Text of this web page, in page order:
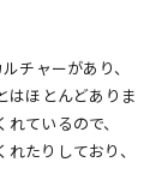
チャーがあり、
はほとんどありま
ているので、
たりしており、